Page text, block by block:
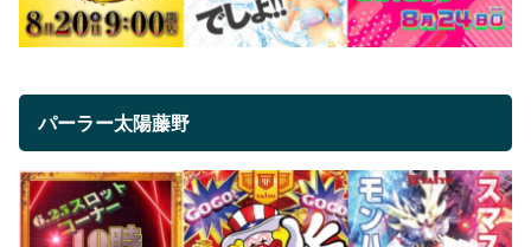
パーラー太陽藤野